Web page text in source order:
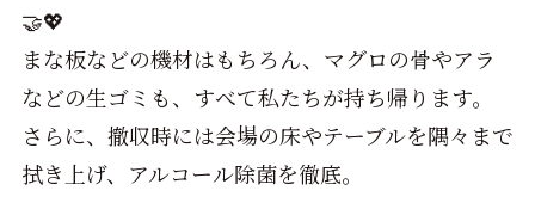
🤝💖
まな板などの機材はもちろん、マグロの骨やアラ
などの生ゴミも、すべて私たちが持ち帰ります。
さらに、撤収時には会場の床やテーブルを隅々まで
拭き上げ、アルコール除菌を徹底。